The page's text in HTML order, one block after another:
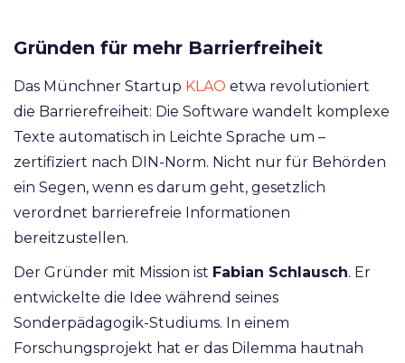
Gründen für mehr Barrierfreiheit
Das Münchner Startup KLAO etwa revolutioniert
die Barrierefreiheit: Die Software wandelt komplexe
Texte automatisch in Leichte Sprache um –
zertifiziert nach DIN-Norm. Nicht nur für Behörden
ein Segen, wenn es darum geht, gesetzlich
verordnet barrierefreie Informationen
bereitzustellen.
Der Gründer mit Mission ist Fabian Schlausch. Er
entwickelte die Idee während seines
Sonderpädagogik-Studiums. In einem
Forschungsprojekt hat er das Dilemma hautnah